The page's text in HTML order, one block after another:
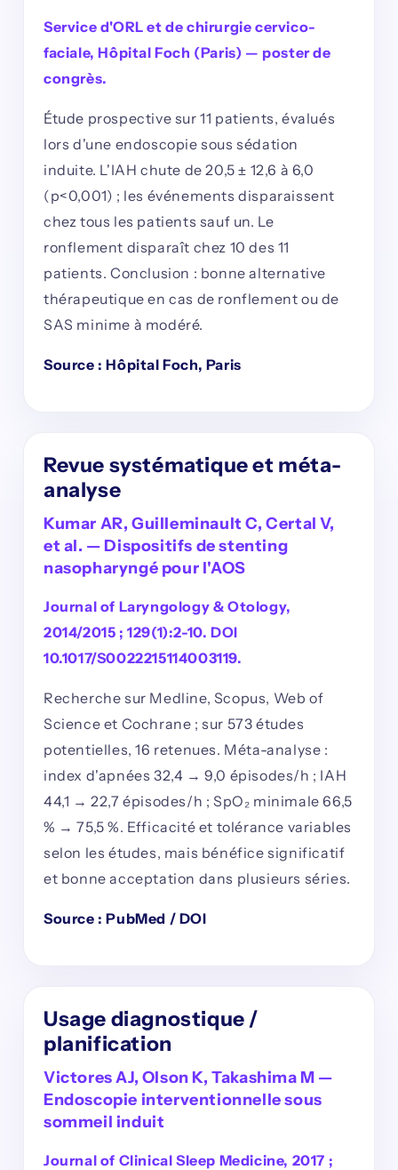
Service d'ORL et de chirurgie cervico-
faciale, Hôpital Foch (Paris) — poster de
congrès.
Étude prospective sur 11 patients, évalués
lors d'une endoscopie sous sédation
induite. L'IAH chute de 20,5 ± 12,6 à 6,0
(p<0,001) ; les événements disparaissent
chez tous les patients sauf un. Le
ronflement disparaît chez 10 des 11
patients. Conclusion : bonne alternative
thérapeutique en cas de ronflement ou de
SAS minime à modéré.
Source : Hôpital Foch, Paris
Revue systématique et méta-
analyse
Kumar AR, Guilleminault C, Certal V,
et al. — Dispositifs de stenting
nasopharyngé pour l'AOS
Journal of Laryngology & Otology,
2014/2015 ; 129(1):2-10. DOI
10.1017/S0022215114003119.
Recherche sur Medline, Scopus, Web of
Science et Cochrane ; sur 573 études
potentielles, 16 retenues. Méta-analyse :
index d'apnées 32,4 → 9,0 épisodes/h ; IAH
44,1 → 22,7 épisodes/h ; SpO₂ minimale 66,5
% → 75,5 %. Efficacité et tolérance variables
selon les études, mais bénéfice significatif
et bonne acceptation dans plusieurs séries.
Source : PubMed / DOI
Usage diagnostique /
planification
Victores AJ, Olson K, Takashima M —
Endoscopie interventionnelle sous
sommeil induit
Journal of Clinical Sleep Medicine, 2017 ;